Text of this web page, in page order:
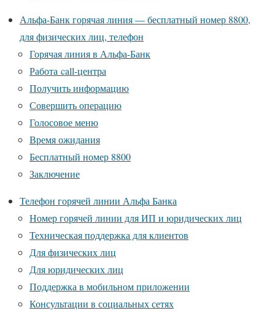
Альфа-Банк горячая линия — бесплатный номер 8800,
для физических лиц, телефон
Горячая линия в Альфа-Банк
Работа call-центра
Получить информацию
Совершить операцию
Голосовое меню
Время ожидания
Бесплатный номер 8800
Заключение
Телефон горячей линии Альфа Банка
Номер горячей линии для ИП и юридических лиц
Техническая поддержка для клиентов
Для физических лиц
Для юридических лиц
Поддержка в мобильном приложении
Консультации в социальных сетях